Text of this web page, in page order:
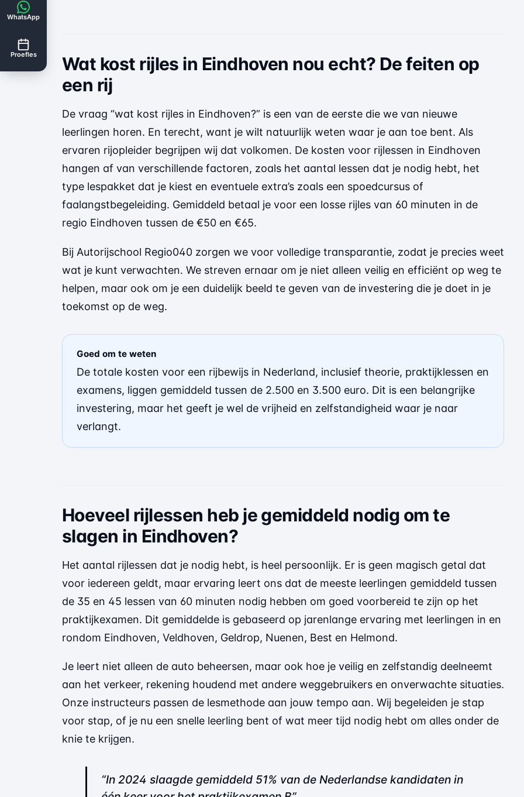
Wat kost rijles in Eindhoven nou echt? De feiten op
een rij
De vraag “wat kost rijles in Eindhoven?” is een van de eerste die we van nieuwe
leerlingen horen. En terecht, want je wilt natuurlijk weten waar je aan toe bent. Als
ervaren rijopleider begrijpen wij dat volkomen. De kosten voor rijlessen in Eindhoven
hangen af van verschillende factoren, zoals het aantal lessen dat je nodig hebt, het
type lespakket dat je kiest en eventuele extra’s zoals een spoedcursus of
faalangstbegeleiding. Gemiddeld betaal je voor een losse rijles van 60 minuten in de
regio Eindhoven tussen de €50 en €65.
Bij Autorijschool Regio040 zorgen we voor volledige transparantie, zodat je precies weet
wat je kunt verwachten. We streven ernaar om je niet alleen veilig en efficiënt op weg te
helpen, maar ook om je een duidelijk beeld te geven van de investering die je doet in je
toekomst op de weg.
Goed om te weten
De totale kosten voor een rijbewijs in Nederland, inclusief theorie, praktijklessen en
examens, liggen gemiddeld tussen de 2.500 en 3.500 euro. Dit is een belangrijke
investering, maar het geeft je wel de vrijheid en zelfstandigheid waar je naar
verlangt.
Hoeveel rijlessen heb je gemiddeld nodig om te
slagen in Eindhoven?
Het aantal rijlessen dat je nodig hebt, is heel persoonlijk. Er is geen magisch getal dat
voor iedereen geldt, maar ervaring leert ons dat de meeste leerlingen gemiddeld tussen
de 35 en 45 lessen van 60 minuten nodig hebben om goed voorbereid te zijn op het
praktijkexamen. Dit gemiddelde is gebaseerd op jarenlange ervaring met leerlingen in en
rondom Eindhoven, Veldhoven, Geldrop, Nuenen, Best en Helmond.
Je leert niet alleen de auto beheersen, maar ook hoe je veilig en zelfstandig deelneemt
aan het verkeer, rekening houdend met andere weggebruikers en onverwachte situaties.
Onze instructeurs passen de lesmethode aan jouw tempo aan. Wij begeleiden je stap
voor stap, of je nu een snelle leerling bent of wat meer tijd nodig hebt om alles onder de
knie te krijgen.
“In 2024 slaagde gemiddeld 51% van de Nederlandse kandidaten in
WhatsApp
Proefles